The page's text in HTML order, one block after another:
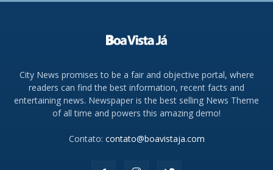
City News promises to be a fair and objective portal, where
readers can find the best information, recent facts and
entertaining news. Newspaper is the best selling News Theme
of all time and powers this amazing demo!
Contato: contato@boavistaja.com